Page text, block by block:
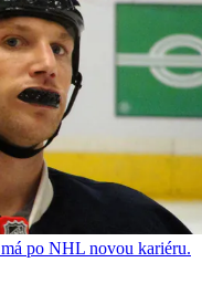
po NHL novou kariéru.